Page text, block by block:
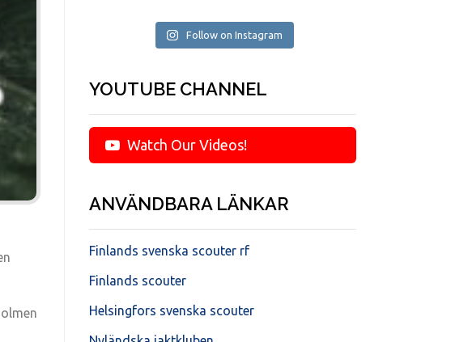
Follow on Instagram
YOUTUBE CHANNEL
Watch Our Videos!
ANVÄNDBARA LÄNKAR
Finlands svenska scouter rf
Finlands scouter
Helsingfors svenska scouter